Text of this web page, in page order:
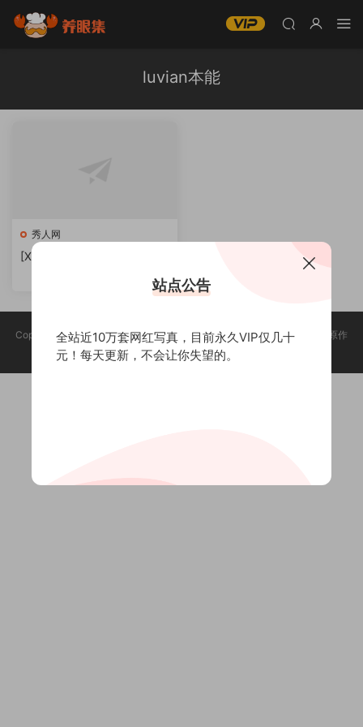
luvian本能
秀人网
[XIUREN秀人网]luvian本能写
Copyright @ 2025 养眼集 版权声明:本站所有资源均收集于网络，版权归原作
者所有，如有侵权，请联系删除。
站点公告
全站近10万套网红写真，目前永久VIP仅几十
元！每天更新，不会让你失望的。